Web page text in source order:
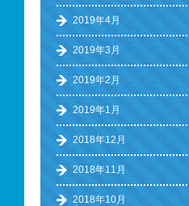
2019年4月
2019年3月
2019年2月
2019年1月
2018年12月
2018年11月
2018年10月